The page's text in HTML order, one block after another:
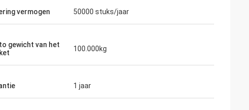
vermogen 50000 stuks/jaar
gewicht van het
100.000kg
1 jaar